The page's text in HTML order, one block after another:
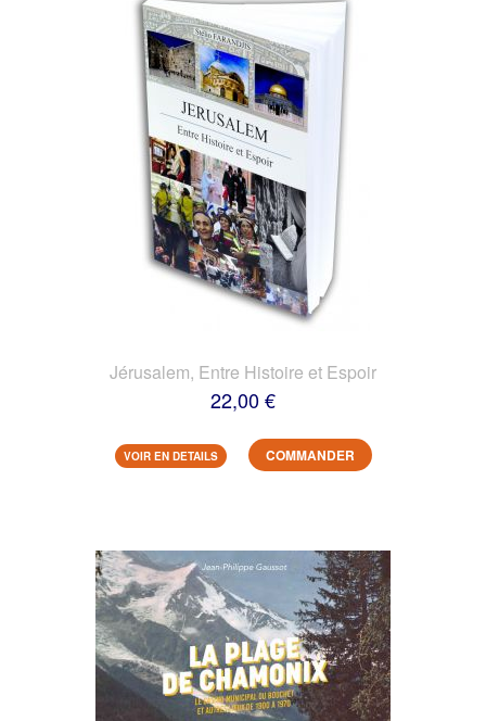
Jérusalem, Entre Histoire et Espoir
22,00 €
VOIR EN DETAILS COMMANDER